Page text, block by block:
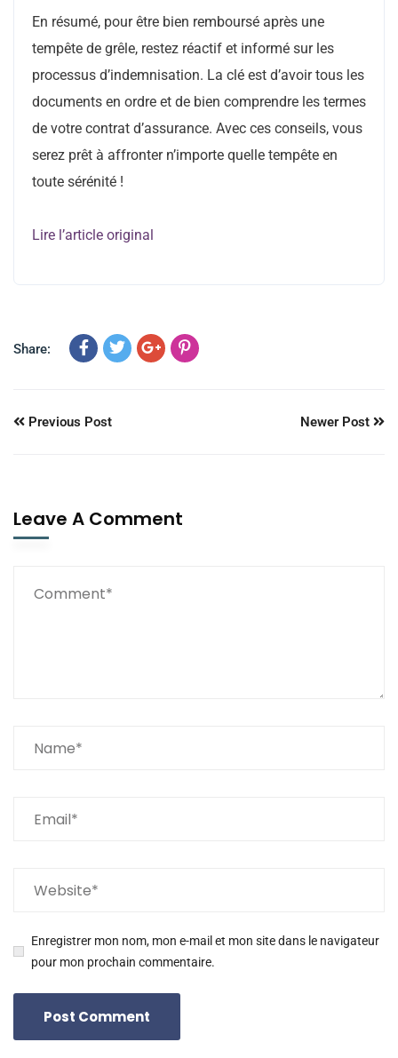
En résumé, pour être bien remboursé après une
tempête de grêle, restez réactif et informé sur les
processus d’indemnisation. La clé est d’avoir tous les
documents en ordre et de bien comprendre les termes
de votre contrat d’assurance. Avec ces conseils, vous
serez prêt à affronter n’importe quelle tempête en
toute sérénité !
Lire l’article original
Share:
Previous Post Newer Post
Leave A Comment
Enregistrer mon nom, mon e-mail et mon site dans le navigateur
pour mon prochain commentaire.